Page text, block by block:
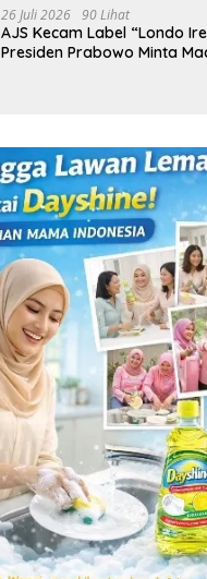
26 Juli 2026 90 Lihat
AJS Kecam Label “Londo
Presiden Prabowo Minta